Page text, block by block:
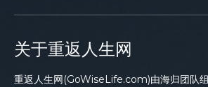
关于重返人生网
重返人生网(GoWiseLife.com)由海归团队